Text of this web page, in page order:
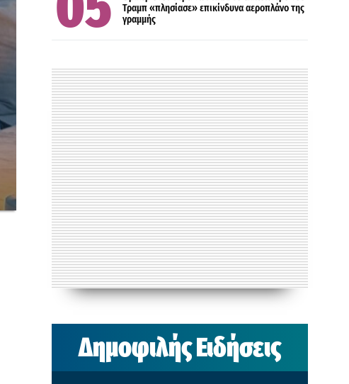
Τραμπ «πλησίασε» επικίνδυνα αεροπλάνο της
γραμμής
Δημοφιλής Ειδήσεις